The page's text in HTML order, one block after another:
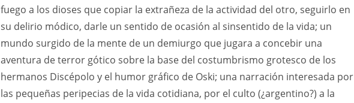
fuego a los dioses que copiar la extrañeza de la actividad del otro, seguirlo en
su delirio módico, darle un sentido de ocasión al sinsentido de la vida; un
mundo surgido de la mente de un demiurgo que jugara a concebir una
aventura de terror gótico sobre la base del costumbrismo grotesco de los
hermanos Discépolo y el humor gráfico de Oski; una narración interesada por
las pequeñas peripecias de la vida cotidiana, por el culto (¿argentino?) a la